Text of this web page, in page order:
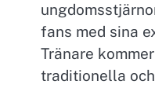
fans med sina
Tränare
traditionella